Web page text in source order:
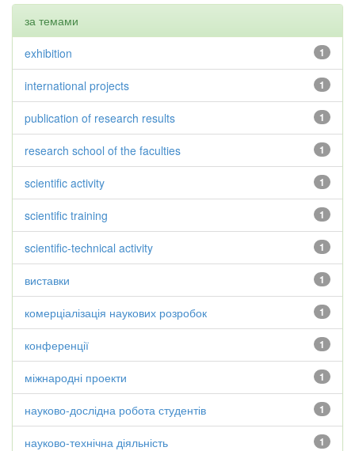
за темами
1
exhibition
1
international projects
1
publication of research results
1
research school of the faculties
1
scientific activity
1
scientific training
1
scientific-technical activity
1
виставки
1
комерціалізація наукових розробок
1
конференції
1
міжнародні проекти
1
науково-дослідна робота студентів
1
науково-технічна діяльність